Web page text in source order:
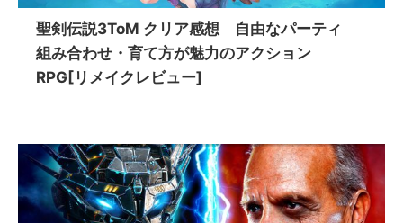
聖剣伝説3ToM クリア感想 自由なパーティ
組み合わせ・育て方が魅力のアクション
RPG[リメイクレビュー]